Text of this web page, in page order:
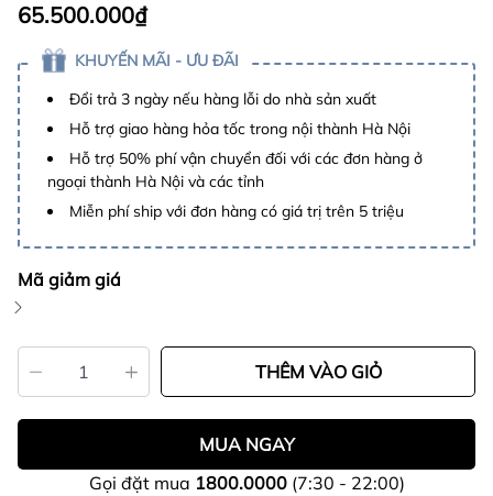
65.500.000₫
KHUYẾN MÃI - ƯU ĐÃI
Đổi trả 3 ngày nếu hàng lỗi do nhà sản xuất
Hỗ trợ giao hàng hỏa tốc trong nội thành Hà Nội
Hỗ trợ 50% phí vận chuyển đối với các đơn hàng ở
ngoại thành Hà Nội và các tỉnh
Miễn phí ship với đơn hàng có giá trị trên 5 triệu
Mã giảm giá
THÊM VÀO GIỎ
MUA NGAY
Gọi đặt mua 1800.0000(7:30 - 22:00)